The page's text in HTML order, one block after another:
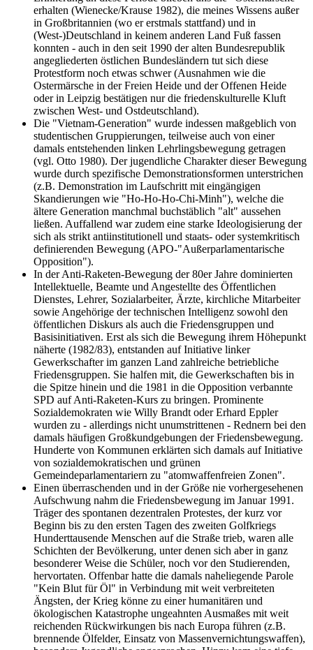
erhalten (Wienecke/Krause 1982), die meines Wissens außer
in Großbritannien (wo er erstmals stattfand) und in
(West-)Deutschland in keinem anderen Land Fuß fassen
konnten - auch in den seit 1990 der alten Bundesrepublik
angegliederten östlichen Bundesländern tut sich diese
Protestform noch etwas schwer (Ausnahmen wie die
Ostermärsche in der Freien Heide und der Offenen Heide
oder in Leipzig bestätigen nur die friedenskulturelle Kluft
zwischen West- und Ostdeutschland).
Die "Vietnam-Generation" wurde indessen maßgeblich von
studentischen Gruppierungen, teilweise auch von einer
damals entstehenden linken Lehrlingsbewegung getragen
(vgl. Otto 1980). Der jugendliche Charakter dieser Bewegung
wurde durch spezifische Demonstrationsformen unterstrichen
(z.B. Demonstration im Laufschritt mit eingängigen
Skandierungen wie "Ho-Ho-Ho-Chi-Minh"), welche die
ältere Generation manchmal buchstäblich "alt" aussehen
ließen. Auffallend war zudem eine starke Ideologisierung der
sich als strikt antiinstitutionell und staats- oder systemkritisch
definierenden Bewegung (APO-"Außerparlamentarische
Opposition").
In der Anti-Raketen-Bewegung der 80er Jahre dominierten
Intellektuelle, Beamte und Angestellte des Öffentlichen
Dienstes, Lehrer, Sozialarbeiter, Ärzte, kirchliche Mitarbeiter
sowie Angehörige der technischen Intelligenz sowohl den
öffentlichen Diskurs als auch die Friedensgruppen und
Basisinitiativen. Erst als sich die Bewegung ihrem Höhepunkt
näherte (1982/83), entstanden auf Initiative linker
Gewerkschafter im ganzen Land zahlreiche betriebliche
Friedensgruppen. Sie halfen mit, die Gewerkschaften bis in
die Spitze hinein und die 1981 in die Opposition verbannte
SPD auf Anti-Raketen-Kurs zu bringen. Prominente
Sozialdemokraten wie Willy Brandt oder Erhard Eppler
wurden zu - allerdings nicht unumstrittenen - Rednern bei den
damals häufigen Großkundgebungen der Friedensbewegung.
Hunderte von Kommunen erklärten sich damals auf Initiative
von sozialdemokratischen und grünen
Gemeindeparlamentariern zu "atomwaffenfreien Zonen".
Einen überraschenden und in der Größe nie vorhergesehenen
Aufschwung nahm die Friedensbewegung im Januar 1991.
Träger des spontanen dezentralen Protestes, der kurz vor
Beginn bis zu den ersten Tagen des zweiten Golfkriegs
Hunderttausende Menschen auf die Straße trieb, waren alle
Schichten der Bevölkerung, unter denen sich aber in ganz
besonderer Weise die Schüler, noch vor den Studierenden,
hervortaten. Offenbar hatte die damals naheliegende Parole
"Kein Blut für Öl" in Verbindung mit weit verbreiteten
Ängsten, der Krieg könne zu einer humanitären und
ökologischen Katastrophe ungeahnten Ausmaßes mit weit
reichenden Rückwirkungen bis nach Europa führen (z.B.
brennende Ölfelder, Einsatz von Massenvernichtungswaffen),